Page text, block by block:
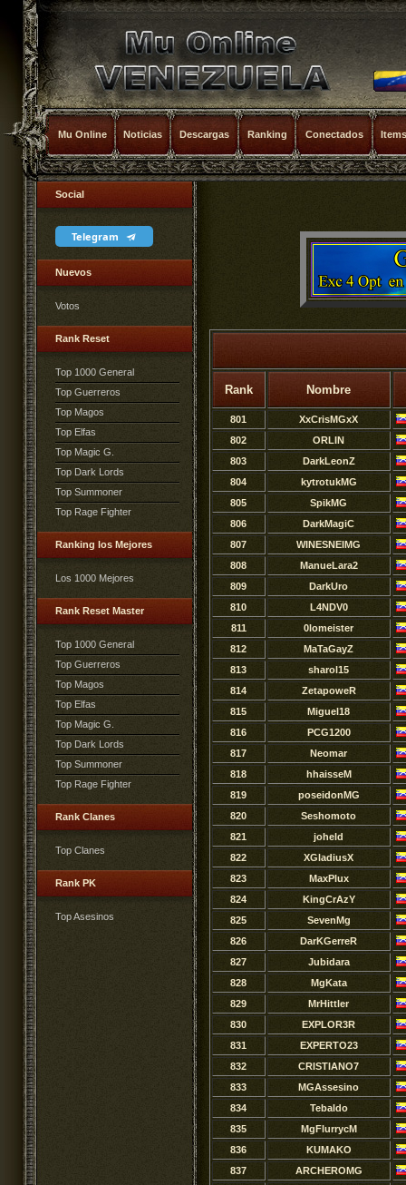
Mu Online Noticias Descargas Ranking Conectados Items
Social
Telegram
Nuevos
Votos
Rank Reset
Top 1000 General
Top Guerreros
Top Magos
Top Elfas
Top Magic G.
Top Dark Lords
Top Summoner
Top Rage Fighter
Ranking los Mejores
Los 1000 Mejores
Rank Reset Master
Top 1000 General
Top Guerreros
Top Magos
Top Elfas
Top Magic G.
Top Dark Lords
Top Summoner
Top Rage Fighter
Rank Clanes
Top Clanes
Rank PK
Top Asesinos
Rank Nombre
801
XxCrisMGxX
802
ORLIN
803
DarkLeonZ
804
kytrotukMG
805
SpikMG
806
DarkMagiC
807
WINESNEIMG
808
ManueLara2
809
DarkUro
810
L4NDV0
811
0lomeister
812
MaTaGayZ
813
sharol15
814
ZetapoweR
815
Miguel18
816
PCG1200
817
Neomar
818
hhaisseM
819
poseidonMG
820
Seshomoto
821
joheld
822
XGladiusX
823
MaxPlux
824
KingCrAzY
825
SevenMg
826
DarKGerreR
827
Jubidara
828
MgKata
829
MrHittler
830
EXPLOR3R
831
EXPERTO23
832
CRISTIANO7
833
MGAssesino
834
Tebaldo
835
MgFlurrycM
836
KUMAKO
837
ARCHEROMG